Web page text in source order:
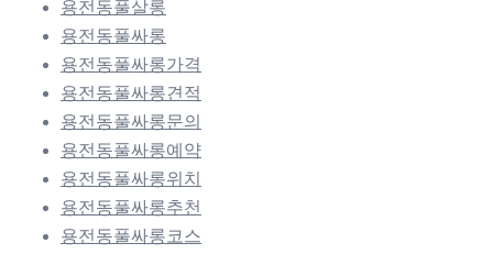
용전동풀살롱
용전동풀싸롱
용전동풀싸롱가격
용전동풀싸롱견적
용전동풀싸롱문의
용전동풀싸롱예약
용전동풀싸롱위치
용전동풀싸롱추천
용전동풀싸롱코스